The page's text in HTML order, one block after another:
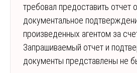
требовал предоставить отчет
документальное
произведенных агентом за
Запрашиваемый отчет и
документы представлены не